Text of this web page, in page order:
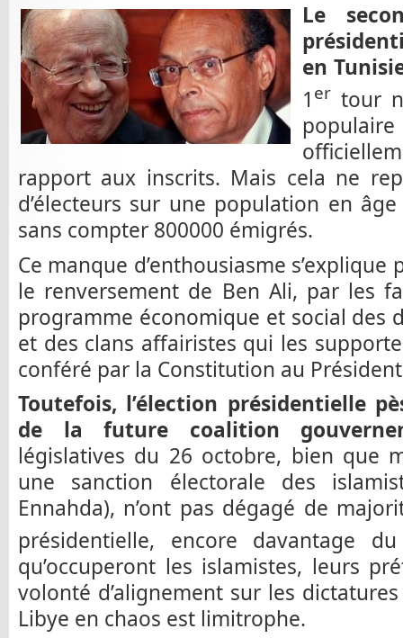
Le
en
1 er tour
rapport aux inscrits. Mais cela ne
d’électeurs sur une population en
sans compter 800000 émigrés.
Ce manque d’enthousiasme
le renversement de Ben Ali, par les
programme économique et social des
et des clans affairistes qui les
conféré par la Constitution au
Toutefois, l’élection présidentielle
de la future coalition
législatives du 26 octobre, bien que
une sanction électorale des
Ennahda), n’ont pas dégagé de
présidentielle, encore davantage
qu’occuperont les islamistes, leurs
volonté d’alignement sur les
Libye en chaos est limitrophe.